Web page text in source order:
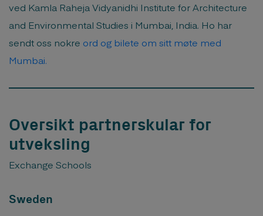
ved Kamla Raheja Vidyanidhi Institute for Architecture
and Environmental Studies i Mumbai, India. Ho har
sendt oss nokre ord og bilete om sitt møte med
Mumbai.
Oversikt partnerskular for
utveksling
Exchange Schools
Sweden